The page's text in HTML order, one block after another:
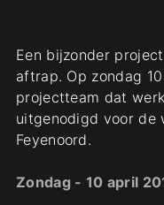
Een bijzonder
aftrap. Op zondag
projectteam dat
uitgenodigd voor de
Feyenoord.
Zondag - 10 april